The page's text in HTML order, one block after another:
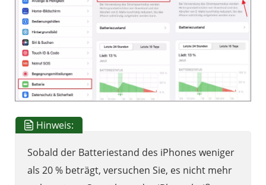
Hinweis:
Sobald der Batteriestand des iPhones weniger
als 20 % beträgt, versuchen Sie, es nicht mehr